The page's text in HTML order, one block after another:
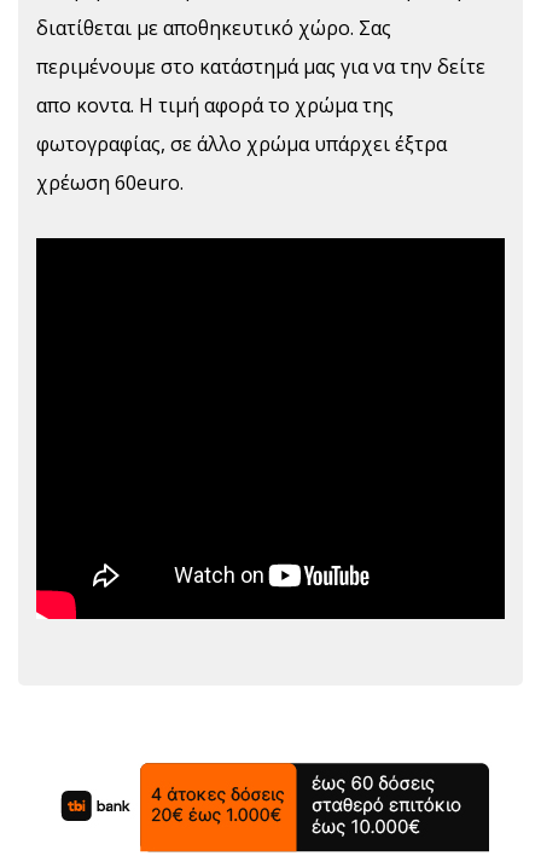
διατίθεται με αποθηκευτικό χώρο. Σας
περιμένουμε στο κατάστημά μας για να την δείτε
απο κοντα. Η τιμή αφορά το χρώμα της
φωτογραφίας, σε άλλο χρώμα υπάρχει έξτρα
χρέωση 60euro.